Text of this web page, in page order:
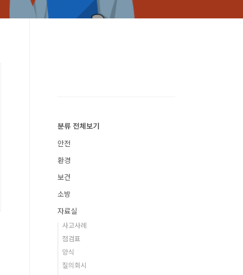
분류 전체보기
안전
환경
보건
소방
자료실
사고사례
점검표
양식
질의회시